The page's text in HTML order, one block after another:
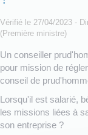
Vérifié le 27/04/2023 -
(Première ministre)
Un conseiller
pour mission de
conseil de
Lorsqu'il est salarié,
les missions liées à
son entreprise ?